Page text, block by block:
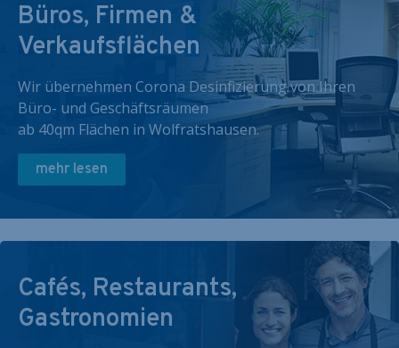
Büros, Firmen &
Verkaufsflächen
Wir übernehmen Corona Desinfizierung von Ihren
Büro- und Geschäftsräumen
ab 40qm Flächen in Wolfratshausen.
mehr lesen
Cafés, Restaurants,
Gastronomien